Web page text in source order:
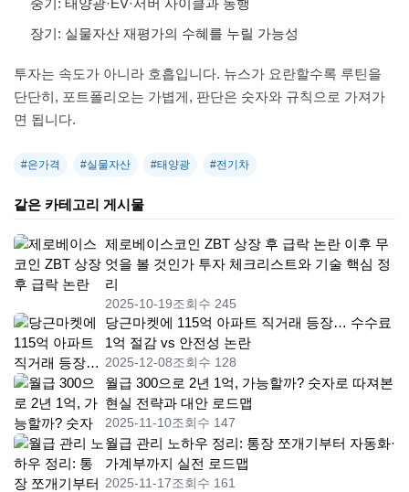
중기: 태양광·EV·서버 사이클과 동행
장기: 실물자산 재평가의 수혜를 누릴 가능성
투자는 속도가 아니라 호흡입니다. 뉴스가 요란할수록 루틴을
단단히, 포트폴리오는 가볍게, 판단은 숫자와 규칙으로 가져가
면 됩니다.
#은가격 #실물자산 #태양광 #전기차
같은 카테고리 게시물
제로베이스코인 ZBT 상장 후 급락 논란 이후 무
엇을 볼 것인가 투자 체크리스트와 기술 핵심 정
리
2025-10-19조회수 245
당근마켓에 115억 아파트 직거래 등장… 수수료
1억 절감 vs 안전성 논란
2025-12-08조회수 128
월급 300으로 2년 1억, 가능할까? 숫자로 따져본
현실 전략과 대안 로드맵
2025-11-10조회수 147
월급 관리 노하우 정리: 통장 쪼개기부터 자동화·
가계부까지 실전 로드맵
2025-11-17조회수 161